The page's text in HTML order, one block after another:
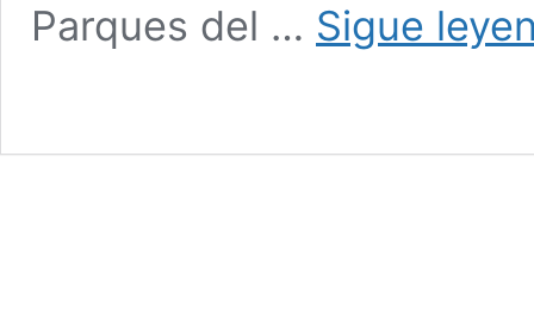
Parques del … Sigue